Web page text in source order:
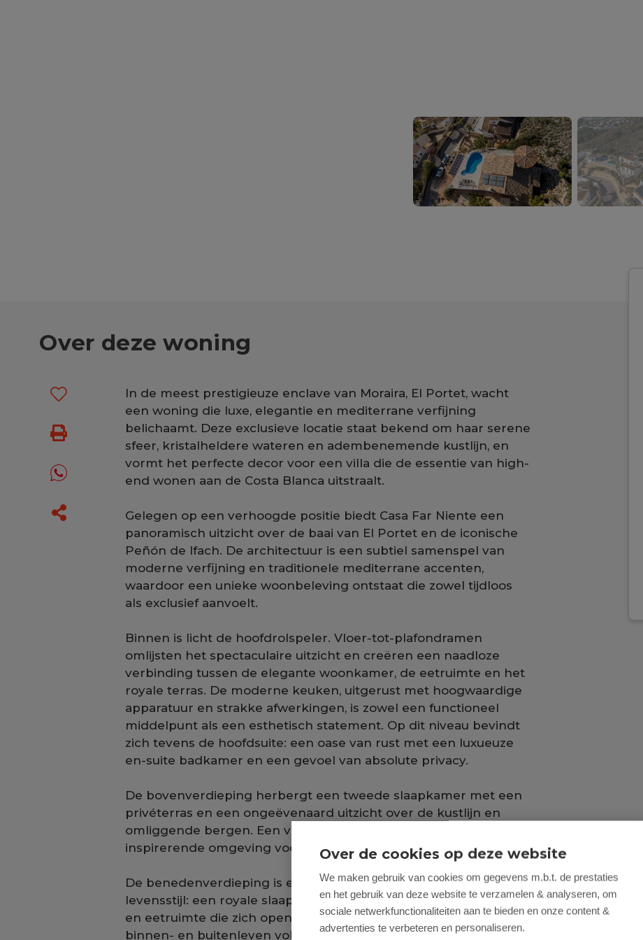
Over deze woning
In de meest prestigieuze enclave van Moraira, El Portet, wacht
een woning die luxe, elegantie en mediterrane verfijning
belichaamt. Deze exclusieve locatie staat bekend om haar serene
sfeer, kristalheldere wateren en adembenemende kustlijn, en
vormt het perfecte decor voor een villa die de essentie van high-
end wonen aan de Costa Blanca uitstraalt.
Gelegen op een verhoogde positie biedt Casa Far Niente een
panoramisch uitzicht over de baai van El Portet en de iconische
Peñón de Ifach. De architectuur is een subtiel samenspel van
moderne verfijning en traditionele mediterrane accenten,
waardoor een unieke woonbeleving ontstaat die zowel tijdloos
als exclusief aanvoelt.
Binnen is licht de hoofdrolspeler. Vloer-tot-plafondramen
omlijsten het spectaculaire uitzicht en creëren een naadloze
verbinding tussen de elegante woonkamer, de eetruimte en het
royale terras. De moderne keuken, uitgerust met hoogwaardige
apparatuur en strakke afwerkingen, is zowel een functioneel
middelpunt als een esthetisch statement. Op dit niveau bevindt
zich tevens de hoofdsuite: een oase van rust met een luxueuze
en-suite badkamer en een gevoel van absolute privacy.
De bovenverdieping herbergt een tweede slaapkamer met een
privéterras en een ongeëvenaard uitzicht over de kustlijn en
omliggende bergen. Een verfijnde kantoorruimte biedt een
inspirerende omgeving voor werk of creativiteit.
De benedenverdieping is een meesterwerk van mediterrane
levensstijl: een royale slaapkamer met en-suite, een extra keuken
en eetruimte die zich opent naar het buitenterras. Hier komen
binnen- en buitenleven volledig samen.
Over de cookies op deze website
We maken gebruik van cookies om gegevens m.b.t. de prestaties
en het gebruik van deze website te verzamelen & analyseren, om
sociale netwerkfunctionaliteiten aan te bieden en onze content &
advertenties te verbeteren en personaliseren.